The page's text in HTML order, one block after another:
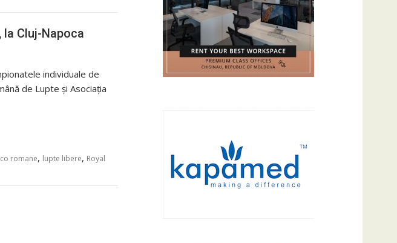
Cluj-Napoca
individuale de
de Lupte și Asociația
romane, lupte libere, Royal